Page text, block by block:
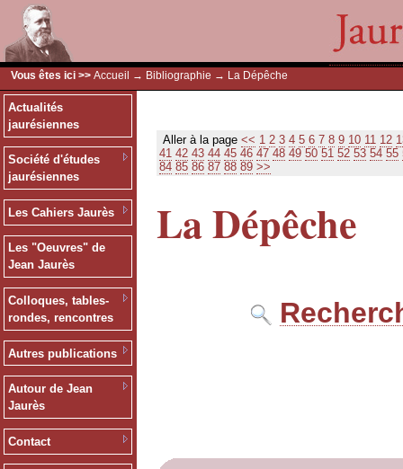
Vous êtes ici >> Accueil → Bibliographie → La Dépêche
Actualités
jaurésiennes
Société d'études
jaurésiennes
Les Cahiers Jaurès
Les "Oeuvres" de
Jean Jaurès
Colloques, tables-
rondes, rencontres
Autres publications
Autour de Jean
Jaurès
Contact
Aller à la page << 1 2 3 4 5 6 7 8 9 10 11 12
41 42 43 44 45 46 47 48 49 50 51 52 53 54 55
84 85 86 87 88 89 >>
La Dépêche